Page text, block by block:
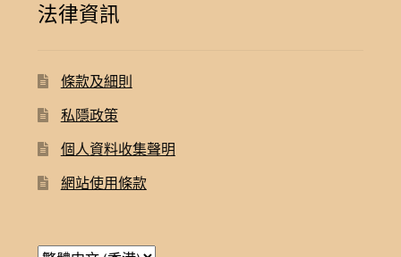
法律資訊
條款及細則
私隱政策
個人資料收集聲明
網站使用條款